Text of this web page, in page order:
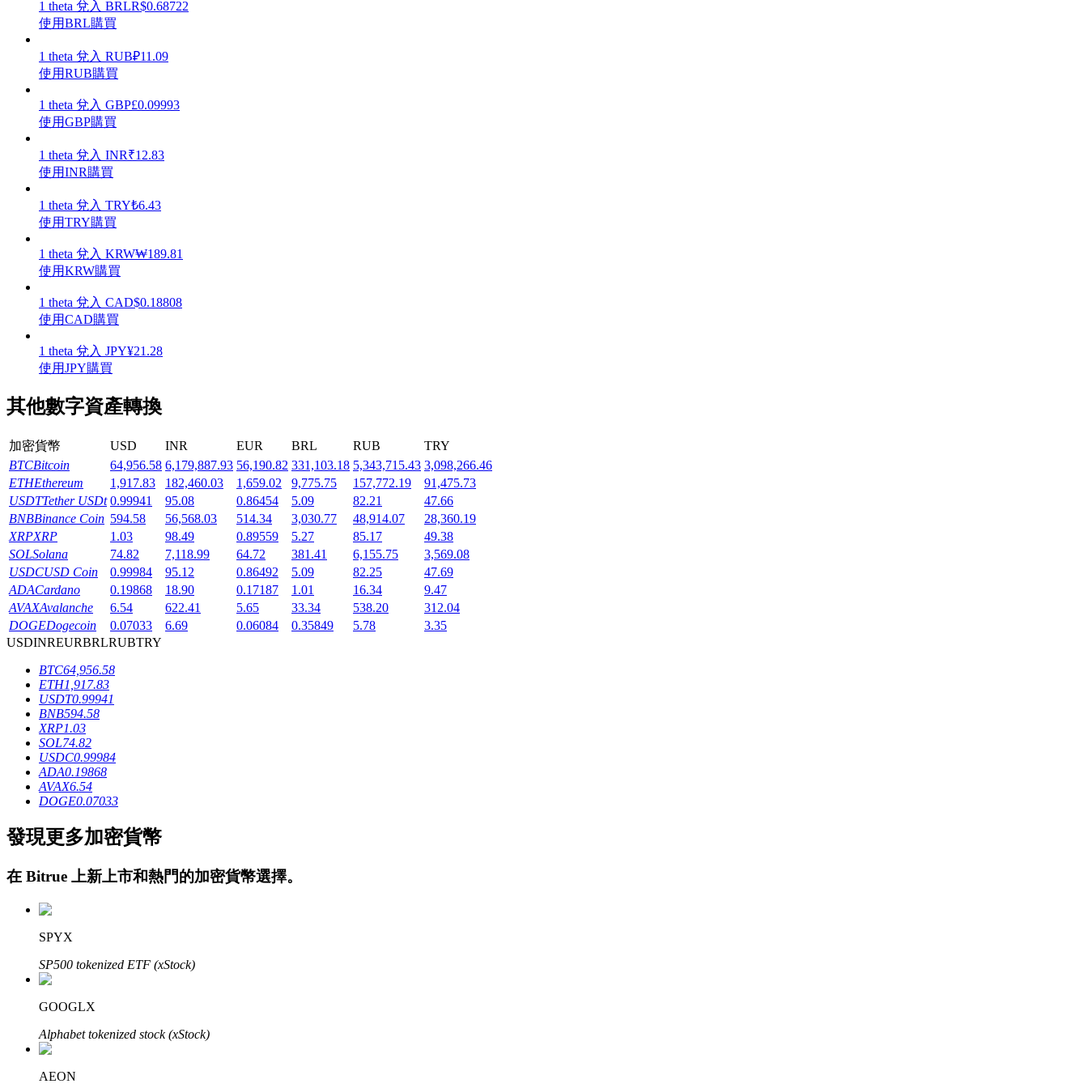
理財
增值寶
機槍池
一鍵質押鎖定高收益
Launchpool
活期質押獲得熱門資產
鎖倉BTR
輕鬆獲得多重福利
借貸寶
借貸數字貨幣，及時且安全的服務
1 theta 兌入 BRLR$0.68722
使用BRL購買
1 theta 兌入 RUB₽11.09
使用RUB購買
1 theta 兌入 GBP£0.09993
使用GBP購買
1 theta 兌入 INR₹12.83
使用INR購買
1 theta 兌入 TRY₺6.43
使用TRY購買
1 theta 兌入 KRW₩189.81
使用KRW購買
1 theta 兌入 CAD$0.18808
使用CAD購買
1 theta 兌入 JPY¥21.28
使用JPY購買
其他數字資產轉換
加密貨幣 USD INR EUR BRL RUB
TRY
BTCBitcoin 64,956.58 6,179,887.93 56,190.82 331,103.18 5,343,715.43 3,098,266.46
ETHEthereum 1,917.83 182,460.03 1,659.02 9,775.75 157,772.19
91,475.73
USDTTether USDt 0.99941 95.08 0.86454 5.09 82.21
47.66
BNBBinance Coin 594.58 56,568.03 514.34 3,030.77 48,914.07
28,360.19
XRPXRP 1.03 98.49 0.89559 5.27 85.17
49.38
SOLSolana 74.82 7,118.99 64.72 381.41 6,155.75
3,569.08
USDCUSD Coin 0.99984 95.12 0.86492 5.09 82.25
47.69
ADACardano 0.19868 18.90 0.17187 1.01 16.34
9.47
AVAXAvalanche 6.54 622.41 5.65 33.34 538.20
312.04
DOGEDogecoin 0.07033 6.69 0.06084 0.35849 5.78
3.35
USDINREURBRLRUBTRY
BTC64,956.58
ETH1,917.83
USDT0.99941
BNB594.58
XRP1.03
SOL74.82
USDC0.99984
ADA0.19868
AVAX6.54
DOGE0.07033
發現更多加密貨幣
在 Bitrue 上新上市和熱門的加密貨幣選擇。
SPYX
SP500 tokenized ETF (xStock)
GOOGLX
Alphabet tokenized stock (xStock)
AEON